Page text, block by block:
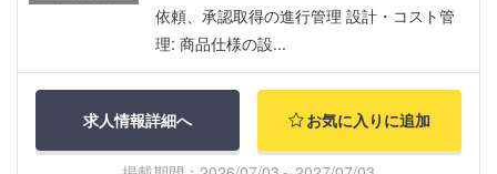
依頼、承認取得の進行管理 設計・コスト管
理: 商品仕様の設...
求人情報詳細へ お気に入りに追加